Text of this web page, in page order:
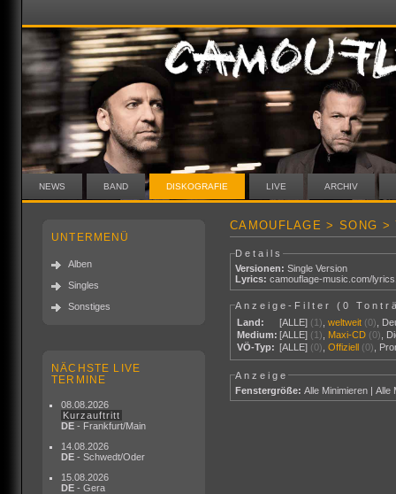
NEWS BAND DISKOGRAFIE LIVE ARCHIV
UNTERMENÜ
Alben
Singles
Sonstiges
NÄCHSTE LIVE
TERMINE
08.08.2026
Kurzauftritt
DE - Frankfurt/Main
14.08.2026
DE - Schwedt/Oder
15.08.2026
DE - Gera
CAMOUFLAGE > SONG >
Details
Versionen: Single Version
Lyrics: camouflage-music.com/
Anzeige-Filter (0
Land:
[ALLE] (1) ,weltweit (0)
Medium: [ALLE] (1) Maxi-CD (0)
VÖ-Typ: [ALLE] (0) ,Offiziell (0)
Anzeige
Fenstergröße: Alle Minimieren |Alle